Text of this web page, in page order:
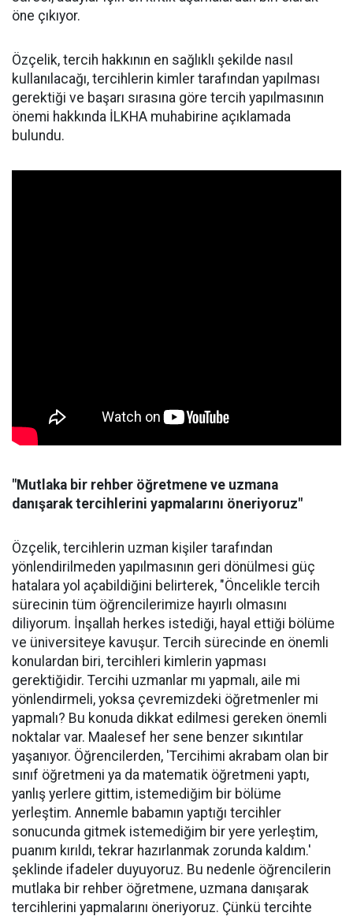
öne çıkıyor.
Özçelik, tercih hakkının en sağlıklı şekilde nasıl
kullanılacağı, tercihlerin kimler tarafından yapılması
gerektiği ve başarı sırasına göre tercih yapılmasının
önemi hakkında İLKHA muhabirine açıklamada
bulundu.
"Mutlaka bir rehber öğretmene ve uzmana
danışarak tercihlerini yapmalarını öneriyoruz"
Özçelik, tercihlerin uzman kişiler tarafından
yönlendirilmeden yapılmasının geri dönülmesi güç
hatalara yol açabildiğini belirterek, "Öncelikle tercih
sürecinin tüm öğrencilerimize hayırlı olmasını
diliyorum. İnşallah herkes istediği, hayal ettiği bölüme
ve üniversiteye kavuşur. Tercih sürecinde en önemli
konulardan biri, tercihleri kimlerin yapması
gerektiğidir. Tercihi uzmanlar mı yapmalı, aile mi
yönlendirmeli, yoksa çevremizdeki öğretmenler mi
yapmalı? Bu konuda dikkat edilmesi gereken önemli
noktalar var. Maalesef her sene benzer sıkıntılar
yaşanıyor. Öğrencilerden, 'Tercihimi akrabam olan bir
sınıf öğretmeni ya da matematik öğretmeni yaptı,
yanlış yerlere gittim, istemediğim bir bölüme
yerleştim. Annemle babamın yaptığı tercihler
sonucunda gitmek istemediğim bir yere yerleştim,
puanım kırıldı, tekrar hazırlanmak zorunda kaldım.'
şeklinde ifadeler duyuyoruz. Bu nedenle öğrencilerin
mutlaka bir rehber öğretmene, uzmana danışarak
tercihlerini yapmalarını öneriyoruz. Çünkü tercihte